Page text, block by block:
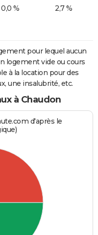
0,0 % 2,7 %
pour lequel aucun
logement vide ou cours
à la location pour des
une insalubrité, etc.
à Chaudon
d'après le